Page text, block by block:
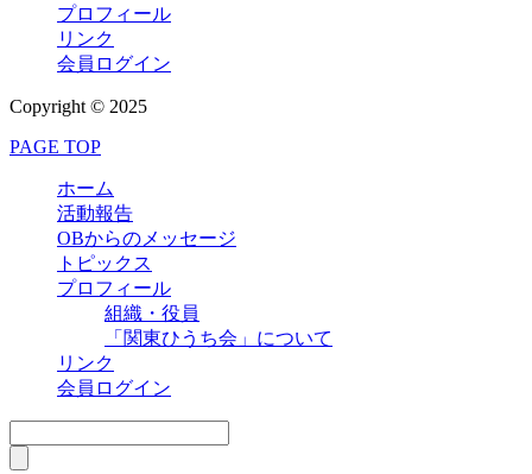
プロフィール
リンク
会員ログイン
Copyright © 2025
PAGE TOP
ホーム
活動報告
OBからのメッセージ
トピックス
プロフィール
組織・役員
「関東ひうち会」について
リンク
会員ログイン